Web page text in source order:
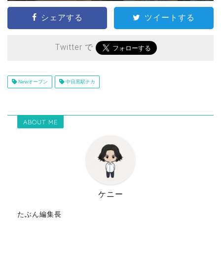
シェアする ツイートする
Twitter で
Newオープン 中目黒駅チカ
ABOUT ME
ケニー
たぶん編集長